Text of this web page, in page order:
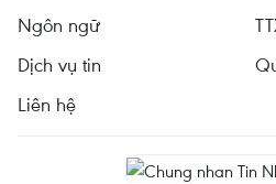
Ngôn ngữ
Dịch vụ tin
Liên hệ